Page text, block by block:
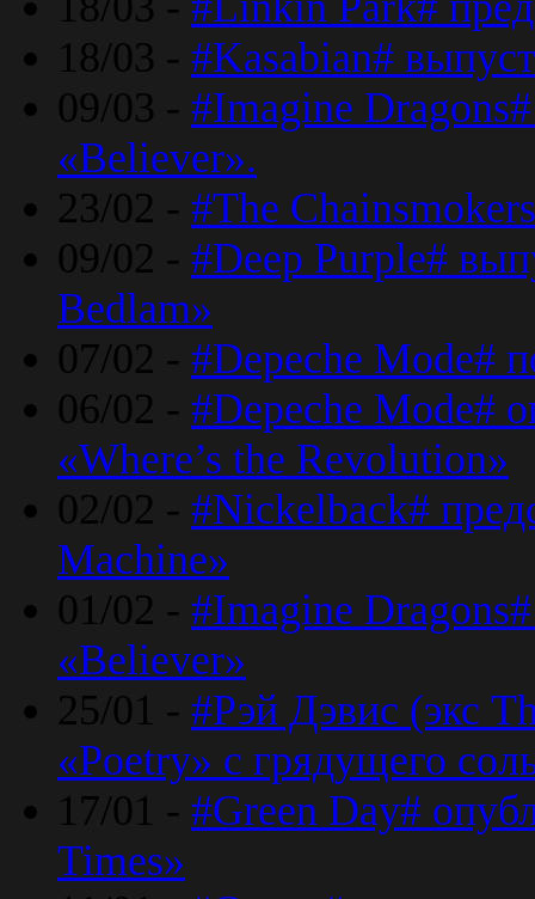
18/03 - #Kasabian#
09/03 - #Imagine
«Believer».
23/02 - #The
09/02 - #Deep Purple#
Bedlam»
07/02 - #Depeche Mode#
06/02 - #Depeche Mode#
«Where’s the Revolution»
02/02 - #Nickelback#
Machine»
01/02 - #Imagine
«Believer»
25/01 - #Рэй Дэвис (экс
«Poetry» с грядущего
17/01 - #Green Day#
Times»